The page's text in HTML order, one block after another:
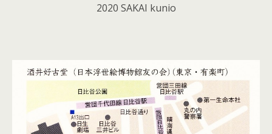
2020 SAKAI kunio